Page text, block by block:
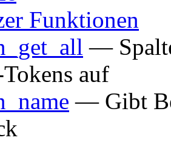
Funktionen
—
auf
— Gibt